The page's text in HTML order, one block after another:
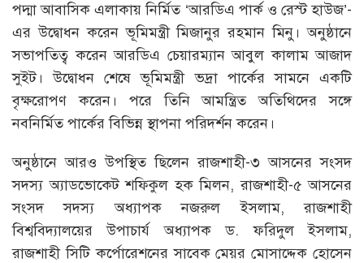
পদ্মা আবাসিক এলাকায় নির্মিত ‘আরডিএ পার্ক ও রেস্ট হাউজ’-
এর উদ্বোধন করেন ভূমিমন্ত্রী মিজানুর রহমান মিনু। অনুষ্ঠানে
সভাপতিত্ব করেন আরডিএ চেয়ারম্যান আবুল কালাম আজাদ
সুইট। উদ্বোধন শেষে ভূমিমন্ত্রী ভদ্রা পার্কের সামনে একটি
বৃক্ষরোপণ করেন। পরে তিনি আমন্ত্রিত অতিথিদের সঙ্গে
নবনির্মিত পার্কের বিভিন্ন স্থাপনা পরিদর্শন করেন।
অনুষ্ঠানে আরও উপস্থিত ছিলেন রাজশাহী-৩ আসনের সংসদ
সদস্য অ্যাডভোকেট শফিকুল হক মিলন, রাজশাহী-৫ আসনের
সংসদ সদস্য অধ্যাপক নজরুল ইসলাম, রাজশাহী
বিশ্ববিদ্যালয়ের উপাচার্য অধ্যাপক ড. ফরিদুল ইসলাম,
রাজশাহী সিটি কর্পোরেশনের সাবেক মেয়র মোসাদ্দেক হোসেন